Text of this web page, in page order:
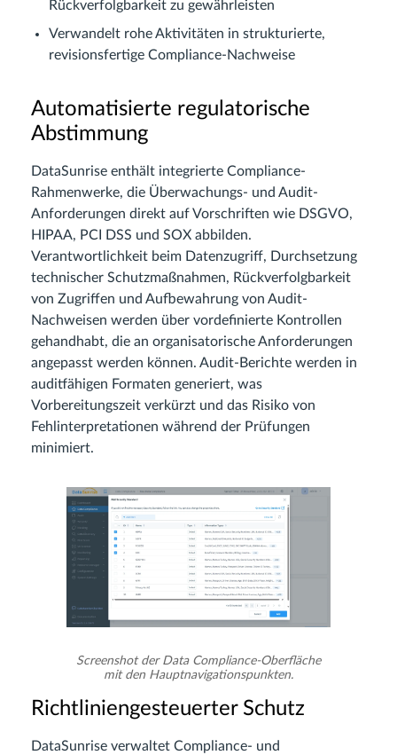
Rückverfolgbarkeit zu gewährleisten
Verwandelt rohe Aktivitäten in strukturierte,
revisionsfertige Compliance-Nachweise
Automatisierte regulatorische
Abstimmung
DataSunrise enthält integrierte Compliance-
Rahmenwerke, die Überwachungs- und Audit-
Anforderungen direkt auf Vorschriften wie DSGVO,
HIPAA, PCI DSS und SOX abbilden.
Verantwortlichkeit beim Datenzugriff, Durchsetzung
technischer Schutzmaßnahmen, Rückverfolgbarkeit
von Zugriffen und Aufbewahrung von Audit-
Nachweisen werden über vordefinierte Kontrollen
gehandhabt, die an organisatorische Anforderungen
angepasst werden können. Audit-Berichte werden in
auditfähigen Formaten generiert, was
Vorbereitungszeit verkürzt und das Risiko von
Fehlinterpretationen während der Prüfungen
minimiert.
Screenshot der Data Compliance-Oberfläche
mit den Hauptnavigationspunkten.
Richtliniengesteuerter Schutz
DataSunrise verwaltet Compliance- und